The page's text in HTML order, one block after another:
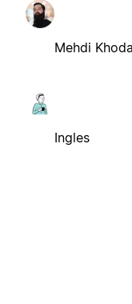
Mehdi Khoda
Ingles